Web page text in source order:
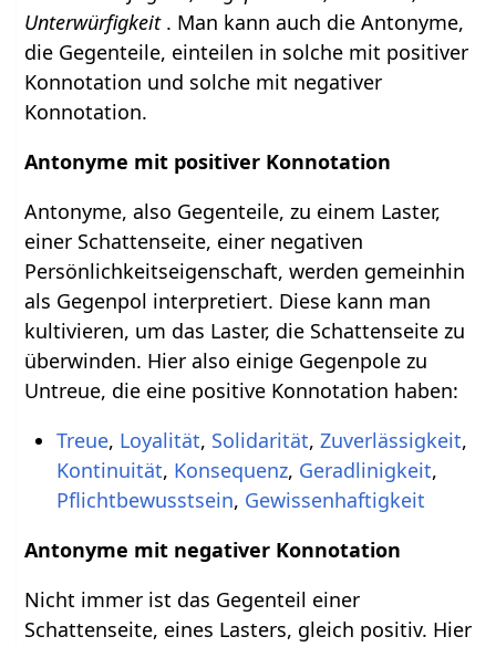
Unterwürfigkeit . Man kann auch die Antonyme,
die Gegenteile, einteilen in solche mit positiver
Konnotation und solche mit negativer
Konnotation.
Antonyme mit positiver Konnotation
Antonyme, also Gegenteile, zu einem Laster,
einer Schattenseite, einer negativen
Persönlichkeitseigenschaft, werden gemeinhin
als Gegenpol interpretiert. Diese kann man
kultivieren, um das Laster, die Schattenseite zu
überwinden. Hier also einige Gegenpole zu
Untreue, die eine positive Konnotation haben:
Treue, Loyalität, Solidarität, Zuverlässigkeit,
Kontinuität, Konsequenz, Geradlinigkeit,
Pflichtbewusstsein, Gewissenhaftigkeit
Antonyme mit negativer Konnotation
Nicht immer ist das Gegenteil einer
Schattenseite, eines Lasters, gleich positiv. Hier